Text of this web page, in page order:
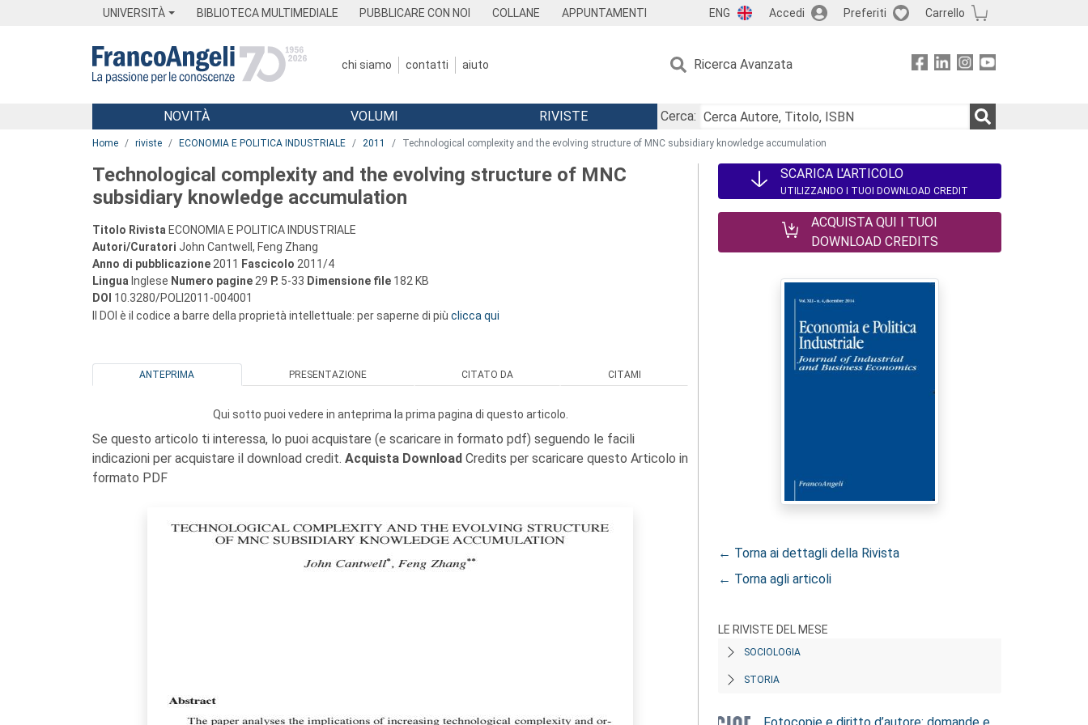
UNIVERSITÀ BIBLIOTECA MULTIMEDIALE PUBBLICARE CON NOI COLLANE APPUNTAMENTI ENG Accedi Preferiti Carrello
chi siamo contatti aiuto Ricerca Avanzata
Menu
NOVITÀ VOLUMI RIVISTE
Cerca:
Home riviste ECONOMIA E POLITICA INDUSTRIALE 2011 Technological complexity and the evolving structure of MNC subsidiary knowledge accumulation
Technological complexity and the evolving structure of MNC
subsidiary knowledge accumulation
Titolo Rivista ECONOMIA E POLITICA INDUSTRIALE
Autori/Curatori John Cantwell, Feng Zhang
Anno di pubblicazione 2011 Fascicolo 2011/4
Lingua Inglese Numero pagine 29 P. 5-33 Dimensione file 182 KB
DOI 10.3280/POLI2011-004001
Il DOI è il codice a barre della proprietà intellettuale: per saperne di più clicca qui
ANTEPRIMA PRESENTAZIONE CITATO DA CITAMI
Qui sotto puoi vedere in anteprima la prima pagina di questo articolo.
Se questo articolo ti interessa, lo puoi acquistare (e scaricare in formato pdf) seguendo le facili
indicazioni per acquistare il download credit. Acquista Download Credits per scaricare questo Articolo in
formato PDF
SCARICA L'ARTICOLO
UTILIZZANDO I TUOI DOWNLOAD CREDIT
ACQUISTA QUI I TUOI
DOWNLOAD CREDITS
← Torna ai dettagli della Rivista
← Torna agli articoli
LE RIVISTE DEL MESE
SOCIOLOGIA
STORIA